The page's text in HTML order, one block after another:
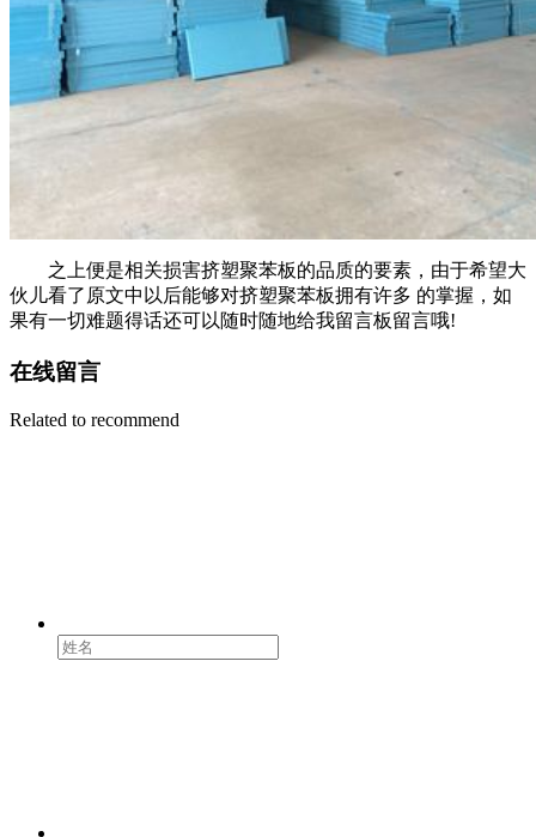
之上便是相关损害挤塑聚苯板的品质的要素，由于希望大
伙儿看了原文中以后能够对挤塑聚苯板拥有许多 的掌握，如
果有一切难题得话还可以随时随地给我留言板留言哦!
在线留言
Related to recommend